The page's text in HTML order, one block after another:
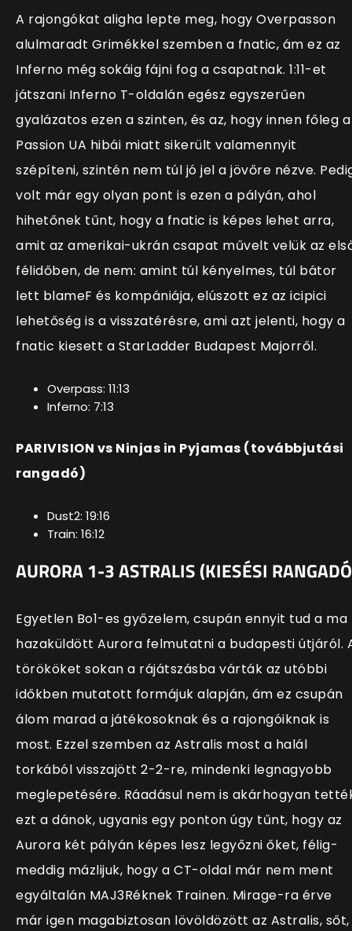
A rajongókat aligha lepte meg, hogy Overpasson
alulmaradt Grimékkel szemben a fnatic, ám ez az
Inferno még sokáig fájni fog a csapatnak. 1:11-et
játszani Inferno T-oldalán egész egyszerűen
gyalázatos ezen a szinten, és az, hogy innen főleg a
Passion UA hibái miatt sikerült valamennyit
szépíteni, szintén nem túl jó jel a jövőre nézve.
volt már egy olyan pont is ezen a pályán, ahol
hihetőnek tűnt, hogy a fnatic is képes lehet arra,
amit az amerikai-ukrán csapat művelt velük az
félidőben, de nem: amint túl kényelmes, túl bátor
lett blameF és kompániája, elúszott ez az icipici
lehetőség is a visszatérésre, ami azt jelenti, hogy a
fnatic kiesett a StarLadder Budapest Majorről.
Overpass: 11:13
Inferno: 7:13
PARIVISION vs Ninjas in Pyjamas (továbbjutási
rangadó)
Dust2: 19:16
Train: 16:12
AURORA 1-3 ASTRALIS(KIESÉSI
Egyetlen Bo1-es győzelem, csupán ennyit tud a ma
hazaküldött Aurora felmutatni a budapesti útjáról.
törököket sokan a rájátszásba várták az utóbbi
időkben mutatott formájuk alapján, ám ez csupán
álom marad a játékosoknak és a rajongóiknak is
most. Ezzel szemben az Astralis most a halál
torkából visszajött 2-2-re, mindenki legnagyobb
meglepetésére. Ráadásul nem is akárhogyan
ezt a dánok, ugyanis egy ponton úgy tűnt, hogy az
Aurora két pályán képes lesz legyőzni őket, félig-
meddig mázlijuk, hogy a CT-oldal már nem ment
egyáltalán MAJ3Réknek Trainen. Mirage-ra érve
már igen magabiztosan lövöldözött az Astralis, sőt,